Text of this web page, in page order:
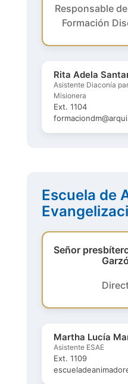
Responsable
Formación
Rita Adela
Asistente Diaconía
Misionera
Ext. 1104
Escuela de
Señor
Martha Lucía
Asistente ESAE
Ext. 1109